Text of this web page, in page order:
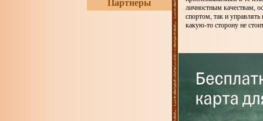
Партнеры
личностным качествам,
спортом, так и
какую-то сторону не